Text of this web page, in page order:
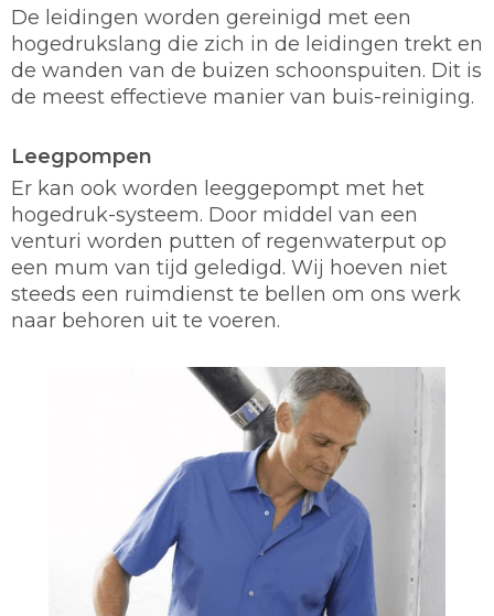
De leidingen worden gereinigd met een
hogedrukslang die zich in de leidingen trekt en
de wanden van de buizen schoonspuiten. Dit is
de meest effectieve manier van buis-reiniging.
Leegpompen
Er kan ook worden leeggepompt met het
hogedruk-systeem. Door middel van een
venturi worden putten of regenwaterput op
een mum van tijd geledigd. Wij hoeven niet
steeds een ruimdienst te bellen om ons werk
naar behoren uit te voeren.